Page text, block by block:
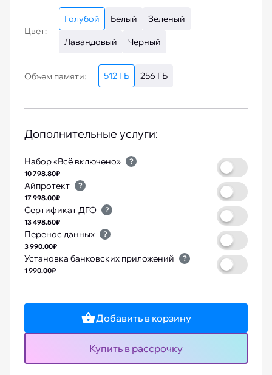
Цвет:
Голубой Белый Зеленый
Лавандовый Черный
Объем памяти: 512 ГБ 256 ГБ
Дополнительные услуги:
Набор «Всё включено» ?
10 798.80₽
Айпротект ?
17 998.00₽
Сертификат ДГО ?
13 498.50₽
Перенос данных ?
3 990.00₽
Установка банковских приложений ?
1 990.00₽
Добавить в корзину
Купить в рассрочку